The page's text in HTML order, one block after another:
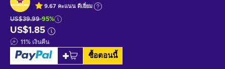
9.67 คะแนน ดีเยี่ยม
US$39.99-95%
US$1.85
11% เงินคืน
ซื้อตอนนี้